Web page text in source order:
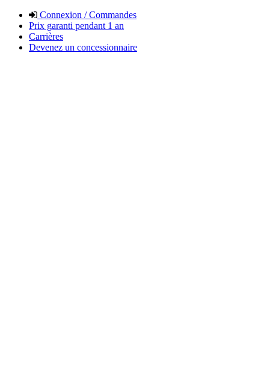
Connexion / Commandes
Prix garanti pendant 1 an
Carrières
Devenez un concessionnaire